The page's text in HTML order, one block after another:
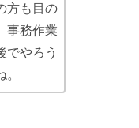
方も目の
事務作業
でやろう